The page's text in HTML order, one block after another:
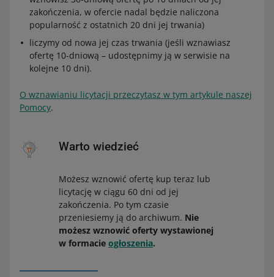
zakończenia, w ofercie nadal będzie naliczona
popularność z ostatnich 20 dni jej trwania)
liczymy od nowa jej czas trwania (jeśli wznawiasz
ofertę 10-dniową – udostępnimy ją w serwisie na
kolejne 10 dni).
O wznawianiu licytacji przeczytasz w tym artykule naszej
Pomocy.
Warto wiedzieć
Możesz wznowić ofertę kup teraz lub
licytację w ciągu 60 dni od jej
zakończenia. Po tym czasie
przeniesiemy ją do archiwum. Nie
możesz wznowić oferty wystawionej
w formacie ogłoszenia.